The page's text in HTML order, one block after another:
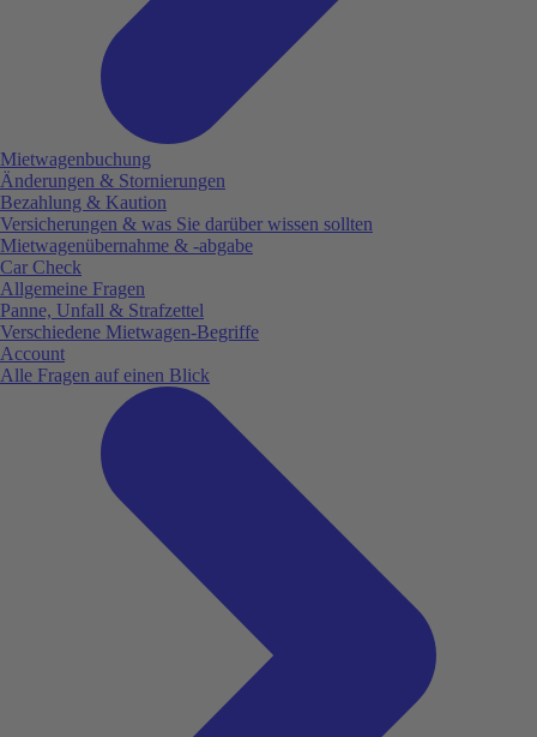
Mietwagenbuchung
Änderungen & Stornierungen
Bezahlung & Kaution
Versicherungen & was Sie darüber wissen sollten
Mietwagenübernahme & -abgabe
Car Check
Allgemeine Fragen
Panne, Unfall & Strafzettel
Verschiedene Mietwagen-Begriffe
Account
Alle Fragen auf einen Blick